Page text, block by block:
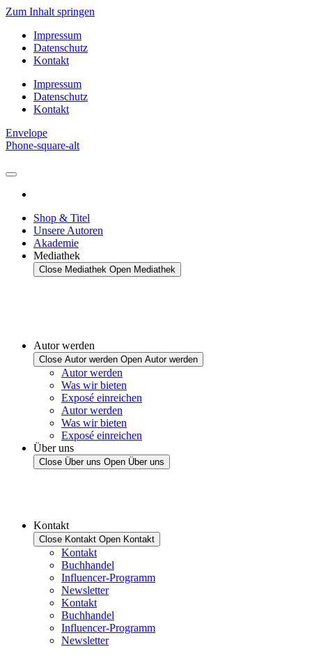
Zum Inhalt springen
Impressum
Datenschutz
Kontakt
Impressum
Datenschutz
Kontakt
Envelope
Phone-square-alt
Shop & Titel
Unsere Autoren
Akademie
Mediathek
Close Mediathek Open Mediathek
Autor werden
Close Autor werden Open Autor werden
Autor werden
Was wir bieten
Exposé einreichen
Autor werden
Was wir bieten
Exposé einreichen
Über uns
Close Über uns Open Über uns
Kontakt
Close Kontakt Open Kontakt
Kontakt
Buchhandel
Influencer-Programm
Newsletter
Kontakt
Buchhandel
Influencer-Programm
Newsletter